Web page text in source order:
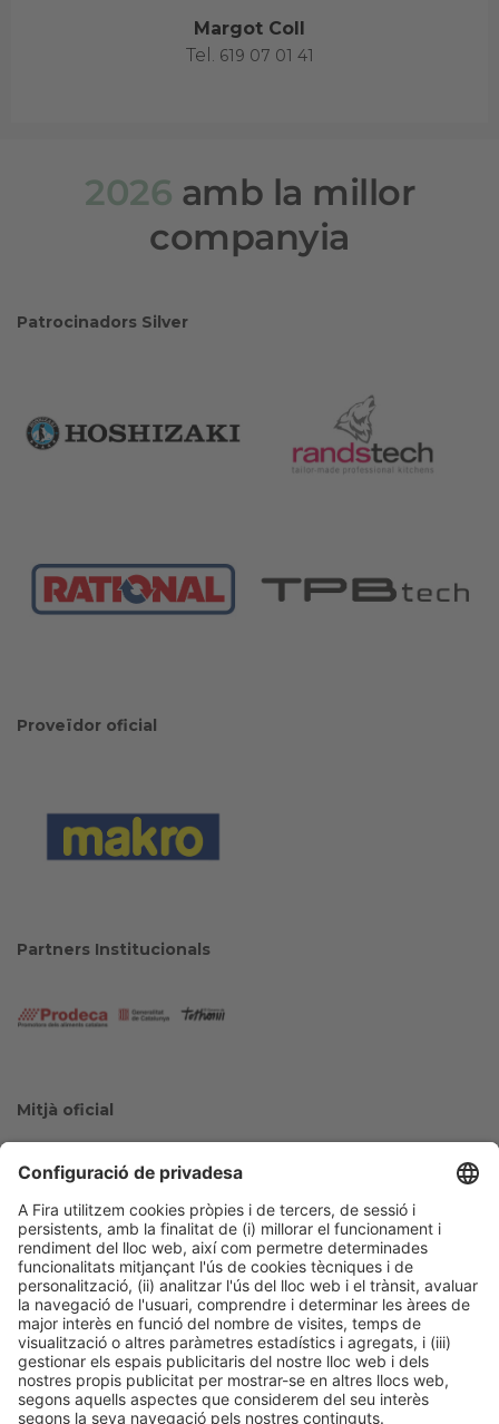
Margot Coll
Tel. 619 07 01 41
2026 amb la millor
companyia
Patrocinadors Silver
Proveïdor oficial
Partners Institucionals
Mitjà oficial
Col·laboradors